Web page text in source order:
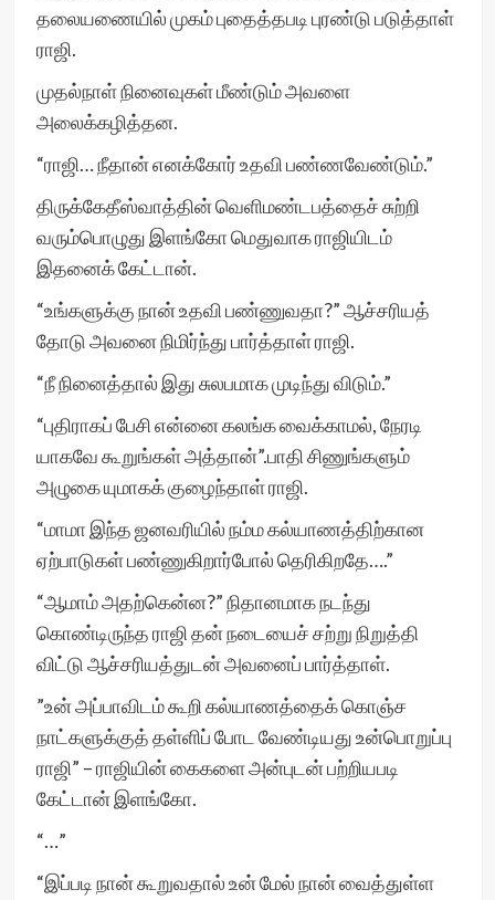
தலையணையில் முகம் புதைத்தபடி புரண்டு படுத்தாள்
ராஜி.
முதல்நாள் நினைவுகள் மீண்டும் அவளை
அலைக்கழித்தன.
“ராஜி… நீதான் எனக்கோர் உதவி பண்ணவேண்டும்.”
திருக்கேதீஸ்வாத்தின் வெளிமண்டபத்தைச் சுற்றி
வரும்பொழுது இளங்கோ மெதுவாக ராஜியிடம்
இதனைக் கேட்டான்.
“உங்களுக்கு நான் உதவி பண்ணுவதா?” ஆச்சரியத்
தோடு அவனை நிமிர்ந்து பார்த்தாள் ராஜி.
“நீ நினைத்தால் இது சுலபமாக முடிந்து விடும்.”
“புதிராகப் பேசி என்னை கலங்க வைக்காமல், நேரடி
யாகவே கூறுங்கள் அத்தான்”.பாதி சிணுங்களும்
அழுகை யுமாகக் குழைந்தாள் ராஜி.
“மாமா இந்த ஜனவரியில் நம்ம கல்யாணத்திற்கான
ஏற்பாடுகள் பண்ணுகிறார்போல் தெரிகிறதே….”
“ஆமாம் அதற்கென்ன?” நிதானமாக நடந்து
கொண்டிருந்த ராஜி தன் நடையைச் சற்று நிறுத்தி
விட்டு ஆச்சரியத்துடன் அவனைப் பார்த்தாள்.
”உன் அப்பாவிடம் கூறி கல்யாணத்தைக் கொஞ்ச
நாட்களுக்குத் தள்ளிப் போட வேண்டியது உன்பொறுப்பு
ராஜி” – ராஜியின் கைகளை அன்புடன் பற்றியபடி
கேட்டான் இளங்கோ.
“…”
“இப்படி நான் கூறுவதால் உன் மேல் நான் வைத்துள்ள